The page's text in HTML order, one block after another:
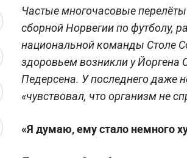
Частые многочасовые
сборной Норвегии по футболу,
национальной команды Столе
здоровьем возникли у Йоргена
Педерсена. У последнего даже
«чувствовал, что организм не
«Я думаю, ему стало немного